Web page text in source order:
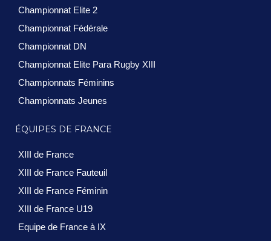
Championnat Elite 2
Championnat Fédérale
Championnat DN
Championnat Elite Para Rugby XIII
Championnats Féminins
Championnats Jeunes
ÉQUIPES DE FRANCE
XIII de France
XIII de France Fauteuil
XIII de France Féminin
XIII de France U19
Equipe de France à IX